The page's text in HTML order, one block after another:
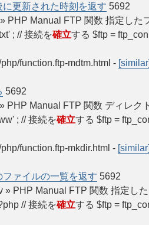
更新された時刻を返す 5692
PHP Manual FTP 関数 指定し
; // 接続を確立する $ftp =
function.ftp-mdtm.html -
5692
PHP Manual FTP 関数 ディレ
; // 接続を確立する $ftp =
function.ftp-mkdir.html -
ァイルの一覧を返す 5692
» PHP Manual FTP 関数 指定し
// 接続を確立する $ftp =